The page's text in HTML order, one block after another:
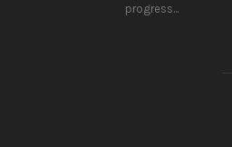
progress...